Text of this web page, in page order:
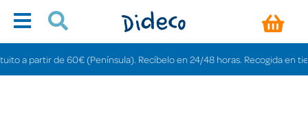
partir de 60€ (Península). Recíbelo en 24/48 horas. Recogida en